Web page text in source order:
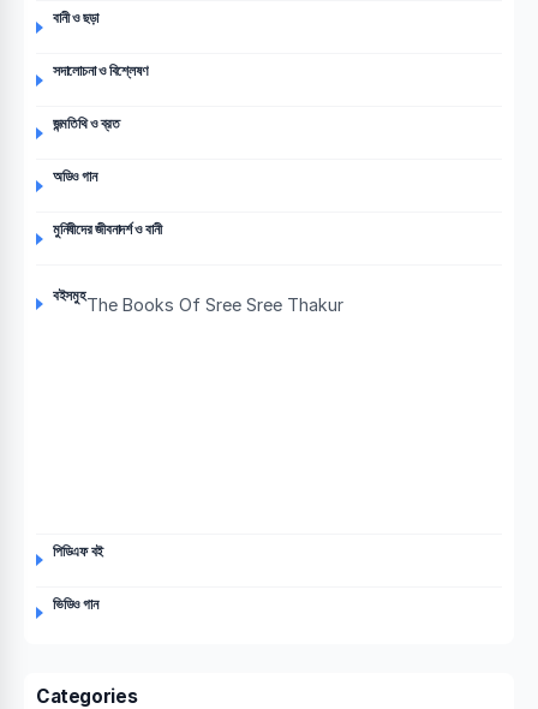
বানী ও ছড়া
সদালোচনা ও বিশ্লেষণ
জন্মতিথি ও ব্রত
অডিও গান
মুনিষীদের জীবনাদর্শ ও বানী
বইসমুহThe Books Of Sree Sree Thakur
পিডিএফ বই
ভিডিও গান
Categories